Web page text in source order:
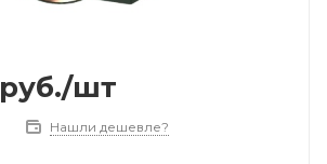
руб./шт
Нашли дешевле?